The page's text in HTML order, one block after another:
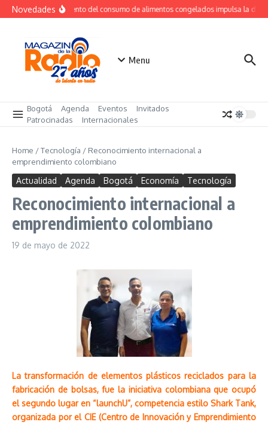
Saltar al contenido
NovedadesCrecimiento del consumo de alimentos congelados impulsa la
Menu
Bogotá Agenda Eventos
Invitados
Patrocinadas
Internacionales
Home /Tecnología / Reconocimiento internacional a
emprendimiento colombiano
Actualidad Agenda Bogotá Economía Tecnología
Reconocimiento internacional a
emprendimiento colombiano
19 de mayo de 2022
La transformación de elementos plásticos reciclados para la
fabricación de bolsas, fue la iniciativa colombiana que ocupó
el segundo lugar en “launchU”, competencia estilo Shark Tank,
organizada por el CIE (Centro de Innovación y Emprendimiento